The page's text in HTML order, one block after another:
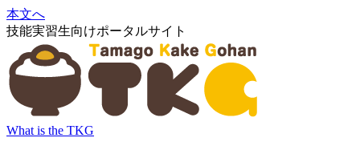
本文へ
技能実習生向けポータルサイト
What is the TKG